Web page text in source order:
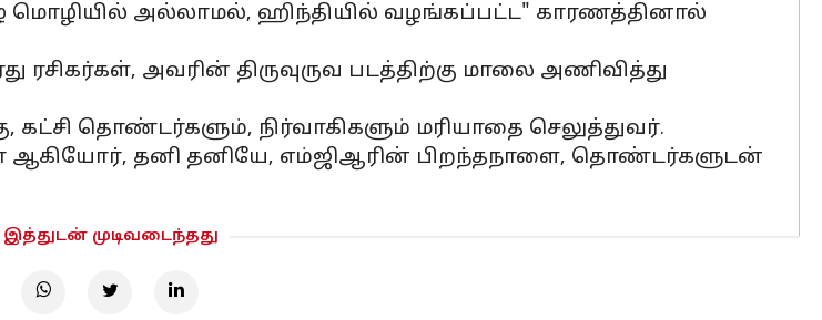
மொழியில் அல்லாமல், ஹிந்தியில் வழங்கப்பட்ட" காரணத்தினால்
அவரின் திருவுருவ படத்திற்கு மாலை அணிவித்து
தொண்டர்களும், நிர்வாகிகளும் மரியாதை செலுத்துவர்.
ஆகியோர், தனி தனியே, எம்ஜிஆரின் பிறந்தநாளை, தொண்டர்களுடன்
முடிவடைந்தது